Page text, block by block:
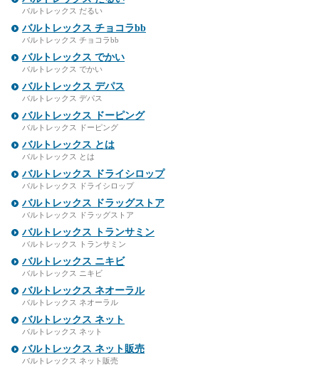
バルトレックス だるい
バルトレックス チョコラbb
バルトレックス チョコラbb
バルトレックス でかい
バルトレックス でかい
バルトレックス デパス
バルトレックス デパス
バルトレックス ドーピング
バルトレックス ドーピング
バルトレックス とは
バルトレックス とは
バルトレックス ドライシロップ
バルトレックス ドライシロップ
バルトレックス ドラッグストア
バルトレックス ドラッグストア
バルトレックス トランサミン
バルトレックス トランサミン
バルトレックス ニキビ
バルトレックス ニキビ
バルトレックス ネオーラル
バルトレックス ネオーラル
バルトレックス ネット
バルトレックス ネット
バルトレックス ネット販売
バルトレックス ネット販売